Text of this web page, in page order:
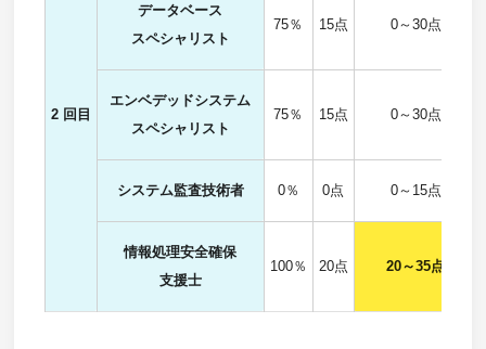
2 回目
データベース
スペシャリスト
75％ 15点 0～30点
エンベデッドシステム
スペシャリスト
75％ 15点 0～30点
システム監査技術者 0％ 0点 0～15点
情報処理安全確保
支援士
100％ 20点 20～35点